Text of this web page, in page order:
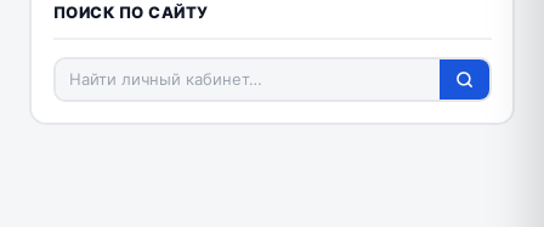
ПОИСК ПО САЙТУ